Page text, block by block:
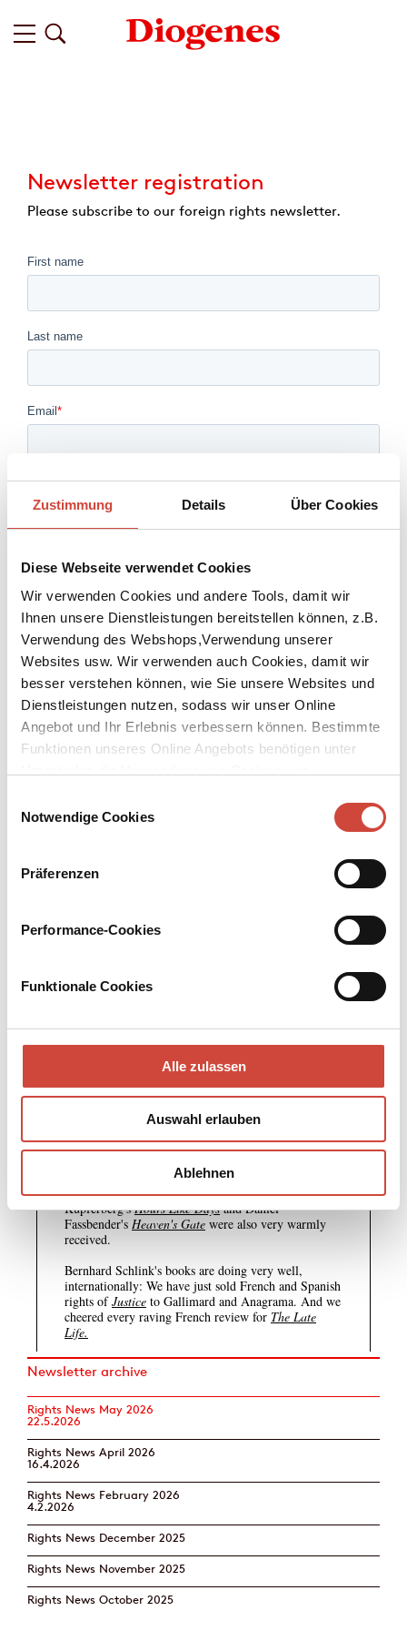
Zustimmung Details Über Cookies
Diese Webseite verwendet Cookies
Wir verwenden Cookies und andere Tools, damit wir
Ihnen unsere Dienstleistungen bereitstellen können, z.B.
Verwendung des Webshops,Verwendung unserer
Websites usw. Wir verwenden auch Cookies, damit wir
besser verstehen können, wie Sie unsere Websites und
Dienstleistungen nutzen, sodass wir unser Online
Angebot und Ihr Erlebnis verbessern können. Bestimmte
Funktionen unseres Online Angebots benötigen unter
Notwendige Cookies
Präferenzen
Performance-Cookies
Funktionale Cookies
Alle zulassen
Auswahl erlauben
Ablehnen
Newsletter registration
Please subscribe to our foreign rights newsletter.
Newsletter archive
Rights News May 2026
22.5.2026
Rights News April 2026
16.4.2026
Rights News February 2026
4.2.2026
Rights News December 2025
Rights News November 2025
Rights News October 2025